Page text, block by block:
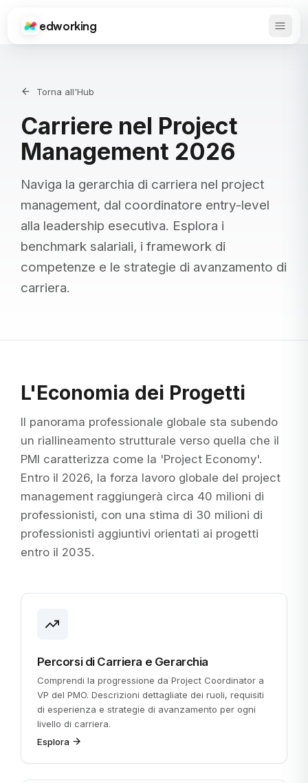
Edworking
edworking Apri
Torna all'Hub
Carriere nel Project
Management 2026
Naviga la gerarchia di carriera nel project
management, dal coordinatore entry-level
alla leadership esecutiva. Esplora i
benchmark salariali, i framework di
competenze e le strategie di avanzamento di
carriera.
L'Economia dei Progetti
Il panorama professionale globale sta subendo
un riallineamento strutturale verso quella che il
PMI caratterizza come la 'Project Economy'.
Entro il 2026, la forza lavoro globale del project
management raggiungerà circa 40 milioni di
professionisti, con una stima di 30 milioni di
professionisti aggiuntivi orientati ai progetti
entro il 2035.
Percorsi di Carriera e Gerarchia
Comprendi la progressione da Project Coordinator a
VP del PMO. Descrizioni dettagliate dei ruoli, requisiti
di esperienza e strategie di avanzamento per ogni
livello di carriera.
Esplora